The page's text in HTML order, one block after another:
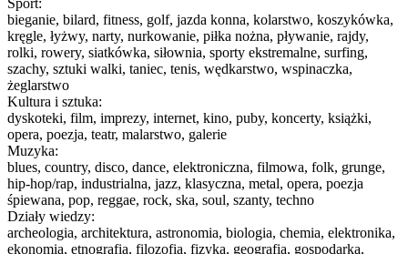
bieganie, bilard, fitness, golf, jazda konna, kolarstwo, koszykówka,
kręgle, łyżwy, narty, nurkowanie, piłka nożna, pływanie, rajdy,
rolki, rowery, siatkówka, siłownia, sporty ekstremalne, surfing,
szachy, sztuki walki, taniec, tenis, wędkarstwo, wspinaczka,
żeglarstwo
Kultura i sztuka:
dyskoteki, film, imprezy, internet, kino, puby, koncerty, książki,
opera, poezja, teatr, malarstwo, galerie
Muzyka:
blues, country, disco, dance, elektroniczna, filmowa, folk, grunge,
hip-hop/rap, industrialna, jazz, klasyczna, metal, opera, poezja
śpiewana, pop, reggae, rock, ska, soul, szanty, techno
Działy wiedzy:
archeologia, architektura, astronomia, biologia, chemia, elektronika,
ekonomia, etnografia, filozofia, fizyka, geografia, gospodarka,